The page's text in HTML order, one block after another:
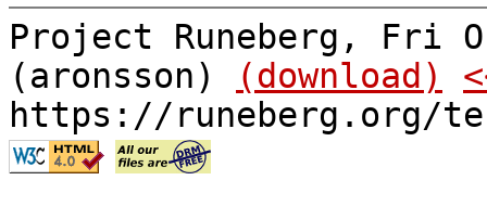
Project Runeberg, Fri
(aronsson)
(download)
https://runeberg.org/